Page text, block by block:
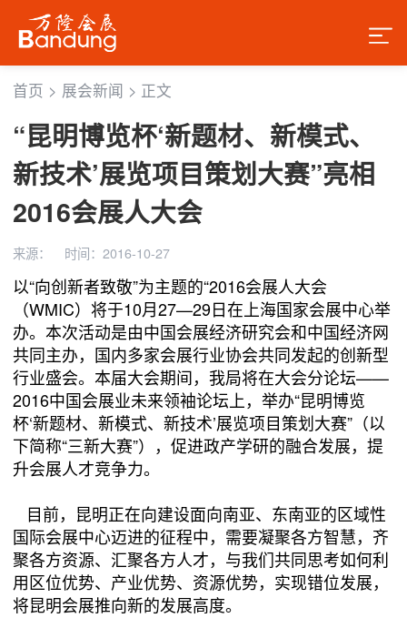
首页 > 展会新闻 > 正文
“昆明博览杯‘新题材、新模式、
新技术’展览项目策划大赛”亮相
2016会展人大会
来源： 时间：2016-10-27
以“向创新者致敬”为主题的“2016会展人大会
（WMIC）将于10月27—29日在上海国家会展中心举
办。本次活动是由中国会展经济研究会和中国经济网
共同主办，国内多家会展行业协会共同发起的创新型
行业盛会。本届大会期间，我局将在大会分论坛——
2016中国会展业未来领袖论坛上，举办“昆明博览
杯‘新题材、新模式、新技术’展览项目策划大赛”（以
下简称“三新大赛”），促进政产学研的融合发展，提
升会展人才竞争力。
目前，昆明正在向建设面向南亚、东南亚的区域性
国际会展中心迈进的征程中，需要凝聚各方智慧，齐
聚各方资源、汇聚各方人才，与我们共同思考如何利
用区位优势、产业优势、资源优势，实现错位发展，
将昆明会展推向新的发展高度。